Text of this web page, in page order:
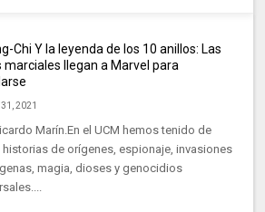
Chi Y la leyenda de los 10 anillos: Las
marciales llegan a Marvel para
2021
Marín.En el UCM hemos tenido de
de orígenes, espionaje, invasiones
magia, dioses y genocidios